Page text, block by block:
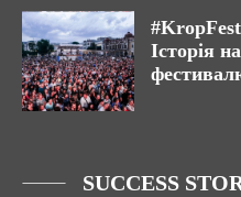
Історія
SUCCESS